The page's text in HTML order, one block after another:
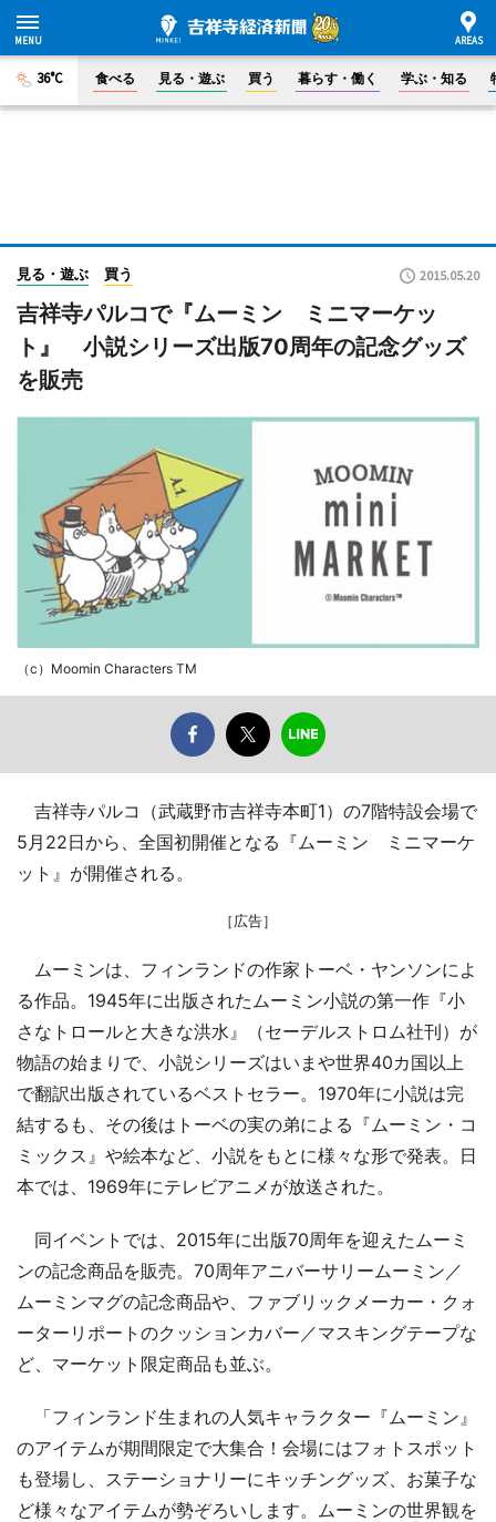
36°C 食べる 見る・遊ぶ 買う 暮らす・働く 学ぶ・知る
見る・遊ぶ 買う 2015.05.20
吉祥寺パルコで『ムーミン ミニマーケッ
ト』 小説シリーズ出版70周年の記念グッズ
を販売
（c）Moomin Characters TM
吉祥寺パルコ（武蔵野市吉祥寺本町1）の7階特設会場で
5月22日から、全国初開催となる『ムーミン ミニマーケ
ット』が開催される。
［広告］
ムーミンは、フィンランドの作家トーベ・ヤンソンによ
る作品。1945年に出版されたムーミン小説の第一作『小
さなトロールと大きな洪水』（セーデルストロム社刊）が
物語の始まりで、小説シリーズはいまや世界40カ国以上
で翻訳出版されているベストセラー。1970年に小説は完
結するも、その後はトーベの実の弟による『ムーミン・コ
ミックス』や絵本など、小説をもとに様々な形で発表。日
本では、1969年にテレビアニメが放送された。
同イベントでは、2015年に出版70周年を迎えたムーミ
ンの記念商品を販売。70周年アニバーサリームーミン／
ムーミンマグの記念商品や、ファブリックメーカー・クォ
ーターリポートのクッションカバー／マスキングテープな
ど、マーケット限定商品も並ぶ。
「フィンランド生まれの人気キャラクター『ムーミン』
のアイテムが期間限定で大集合！会場にはフォトスポット
も登場し、ステーショナリーにキッチングッズ、お菓子な
ど様々なアイテムが勢ぞろいします。ムーミンの世界観を